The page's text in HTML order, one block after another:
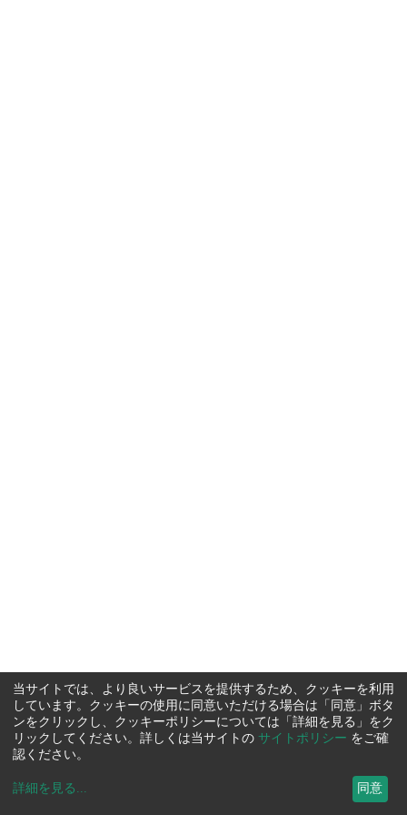
当サイトでは、より良いサービスを提供するため、クッキーを利用
しています。クッキーの使用に同意いただける場合は「同意」ボタ
ンをクリックし、クッキーポリシーについては「詳細を見る」をク
リックしてください。詳しくは当サイトの サイトポリシー をご確
認ください。
詳細を見る ... 同意